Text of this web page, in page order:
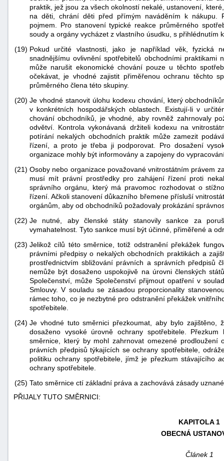
praktik, jež jsou za všech okolností nekalé, ustanovení,
na děti, chrání děti před přímým naváděním k nákupu.
pojmem. Pro stanovení typické reakce průměrného
soudy a orgány vycházet z vlastního úsudku, s přihlédnutím
(19) Pokud určité vlastnosti, jako je například věk, fyzická
snadnějšímu ovlivnění spotřebitelů obchodními
může narušit ekonomické chování pouze u těchto
očekávat, je vhodné zajistit přiměřenou ochranu těchto
průměrného člena této skupiny.
(20) Je vhodné stanovit úlohu kodexu chování, který
v konkrétních hospodářských oblastech. Existují-li v
chování obchodníků, je vhodné, aby rovněž zahrnovaly
odvětví. Kontrola vykonávaná držiteli kodexu na
potírání nekalých obchodních praktik může zamezit
řízení, a proto je třeba ji podporovat. Pro dosažení
organizace mohly být informovány a zapojeny do
(21) Osoby nebo organizace považované vnitrostátním právem
musí mít právní prostředky pro zahájení řízení proti
správního orgánu, který má pravomoc rozhodovat o
řízení. Ačkoli stanovení důkazního břemene přísluší
orgánům, aby od obchodníků požadovaly prokázání
(22) Je nutné, aby členské státy stanovily sankce za
vymahatelnost. Tyto sankce musí být účinné, přiměřené a
(23) Jelikož cílů této směrnice, totiž odstranění překážek
právními předpisy o nekalých obchodních praktikách a
prostřednictvím sbližování právních a správních předpisů
nemůže být dosaženo uspokojivě na úrovni členských
Společenství, může Společenství přijmout opatření v
Smlouvy. V souladu se zásadou proporcionality
rámec toho, co je nezbytné pro odstranění překážek
spotřebitele.
(24) Je vhodné tuto směrnici přezkoumat, aby bylo
dosaženo vysoké úrovně ochrany spotřebitele.
směrnice, který by mohl zahrnovat omezené
právních předpisů týkajících se ochrany spotřebitele,
politiku ochrany spotřebitele, jímž je přezkum stávajícího
ochrany spotřebitele.
(25) Tato směrnice ctí základní práva a zachovává zásady
PŘIJALY TUTO SMĚRNICI:
KAPITOLA 1
OBECNÁ
Článek 1